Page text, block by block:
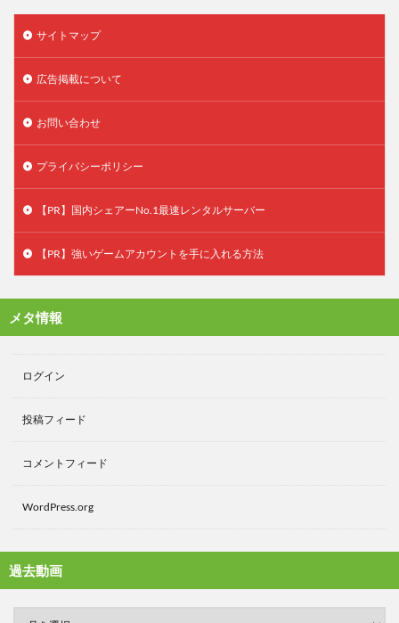
サイトマップ
広告掲載について
お問い合わせ
プライバシーポリシー
【PR】国内シェアーNo.1最速レンタルサーバー
【PR】強いゲームアカウントを手に入れる方法
メタ情報
ログイン
投稿フィード
コメントフィード
WordPress.org
過去動画